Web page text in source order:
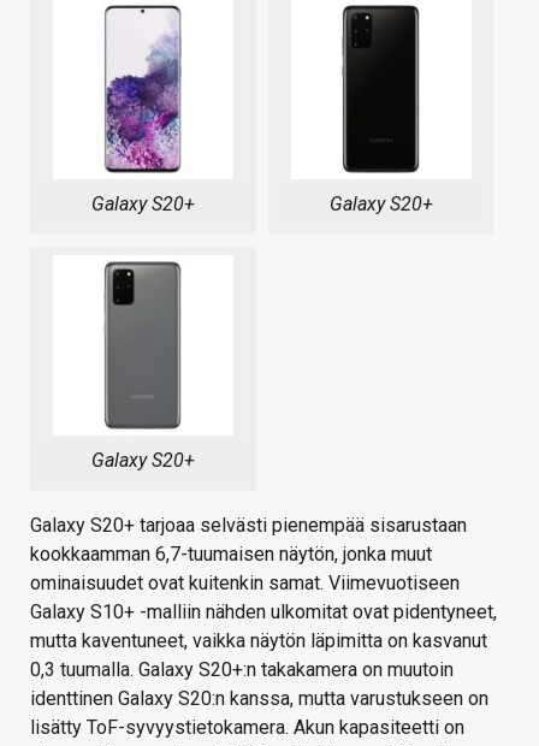
Galaxy S20+ Galaxy S20+
Galaxy S20+
Galaxy S20+ tarjoaa selvästi pienempää sisarustaan
kookkaamman 6,7-tuumaisen näytön, jonka muut
ominaisuudet ovat kuitenkin samat. Viimevuotiseen
Galaxy S10+ -malliin nähden ulkomitat ovat pidentyneet,
mutta kaventuneet, vaikka näytön läpimitta on kasvanut
0,3 tuumalla. Galaxy S20+:n takakamera on muutoin
identtinen Galaxy S20:n kanssa, mutta varustukseen on
lisätty ToF-syvyystietokamera. Akun kapasiteetti on